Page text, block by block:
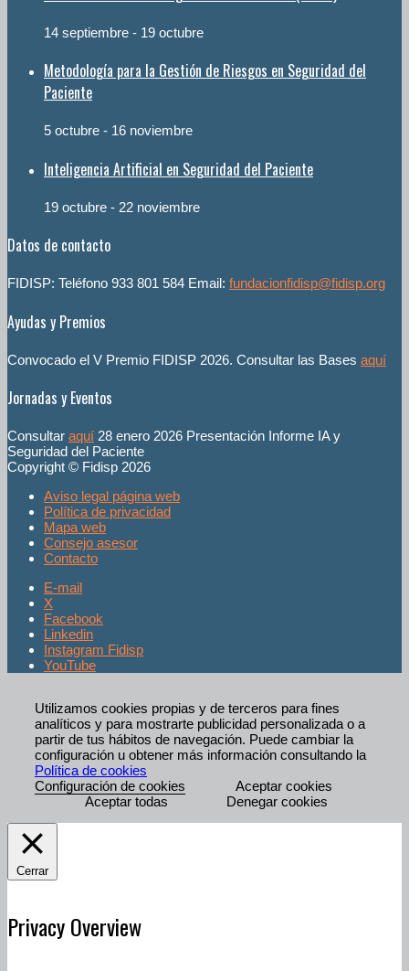
14 septiembre - 19 octubre
Metodología para la Gestión de Riesgos en Seguridad del
Paciente
5 octubre - 16 noviembre
Inteligencia Artificial en Seguridad del Paciente
19 octubre - 22 noviembre
Datos de contacto
FIDISP: Teléfono 933 801 584 Email: fundacionfidisp@fidisp.org
Ayudas y Premios
Convocado el V Premio FIDISP 2026. Consultar las Bases aquí
Jornadas y Eventos
Consultar aquí 28 enero 2026 Presentación Informe IA y
Seguridad del Paciente
Copyright © Fidisp 2026
Aviso legal página web
Política de privacidad
Mapa web
Consejo asesor
Contacto
E-mail
X
Facebook
Linkedin
Instagram Fidisp
YouTube
Utilizamos cookies propias y de terceros para fines
analíticos y para mostrarte publicidad personalizada o a
partir de tus hábitos de navegación. Puede cambiar la
configuración u obtener más información consultando la
Política de cookies
Configuración de cookies
Aceptar cookies
Aceptar todas
Denegar cookies
Cerrar
Privacy Overview